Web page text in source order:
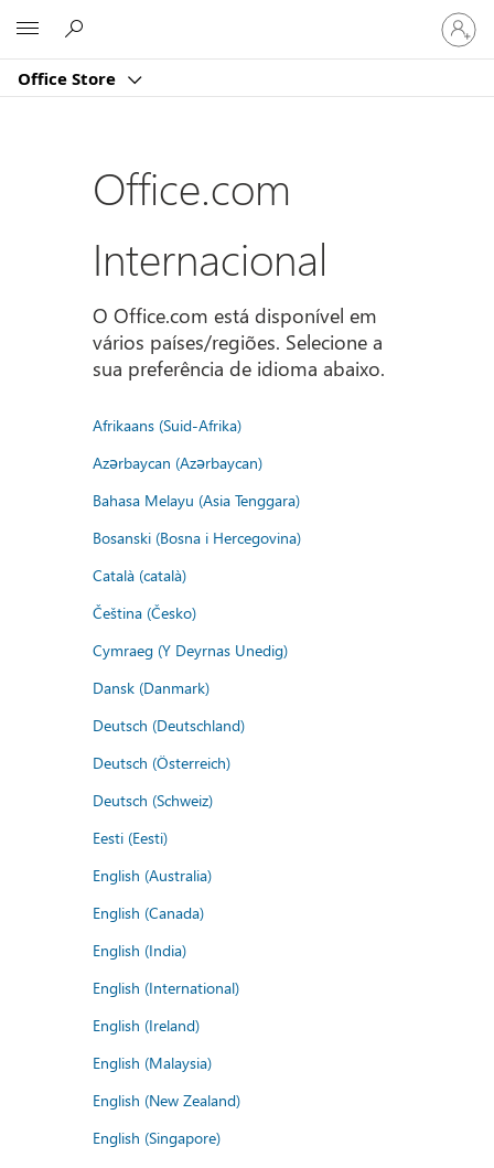
Office Store
Iniciar
sessão
na
Office.com
Internacional
O Office.com está disponível em
vários países/regiões. Selecione a
sua preferência de idioma abaixo.
Afrikaans (Suid-Afrika)
Azərbaycan (Azərbaycan)
Bahasa Melayu (Asia Tenggara)
Bosanski (Bosna i Hercegovina)
Català (català)
Čeština (Česko)
Cymraeg (Y Deyrnas Unedig)
Dansk (Danmark)
Deutsch (Deutschland)
Deutsch (Österreich)
Deutsch (Schweiz)
Eesti (Eesti)
English (Australia)
English (Canada)
English (India)
English (International)
English (Ireland)
English (Malaysia)
English (New Zealand)
English (Singapore)